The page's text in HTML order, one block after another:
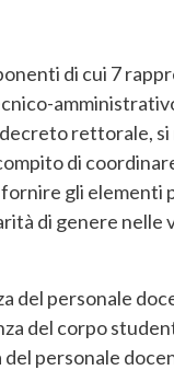
di cui 7
rettorale,
di
gli
di genere nelle
del personale
del corpo
personale